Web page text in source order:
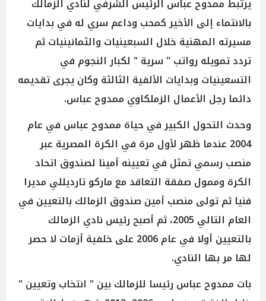
يرتبط ممدوح عباس الرئيس الشرفي لنادي الزمالك
بالانتماء إلى الأخير كمحب وداعم سري له في بدايات
مسيرته المهنية خلال السبعينيات والثمانينيات ثم
تردد تمويله رواتب " سرية " لكبار النجوم في
التسعينيات وبدايات الألفية الثالثة وكان يجرى تقديمه
دائما رجل الأعمال الزملكاوي ممدوح عباس.
وحدث التحول الكبير في حياة ممدوح عباس في عام
2004 عندما ظهر لأول مرة في الكرة المصرية عبر
منصب رسمي تمثل في تعيينه أمينا لصندوق اتحاد
الكرة وممول صفقة التعاقد مع ماركو تارديللي مديرا
فنيا ثم تولى منصب أمين صندوق الزمالك بالتعيين في
العام التالي 2005، ثم أصبح رئيس نادي الزمالك
بالتعيين أولا في عام 2006 على خلفية أزمات لا حصر
لها مر بها النادي.
بات ممدوح عباس رئيسا للزمالك بين " انتخاب وتعيين "